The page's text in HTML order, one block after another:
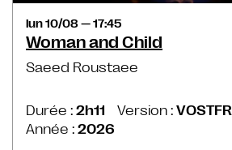
lun 10/08 — 17:45
Woman and Child
Saeed Roustaee
Durée : 2h11 Version : VOSTFR
Année : 2026